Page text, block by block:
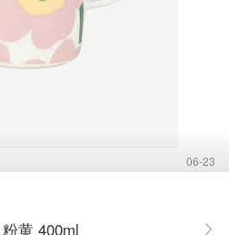
06-23
杯 粉黄 400ml